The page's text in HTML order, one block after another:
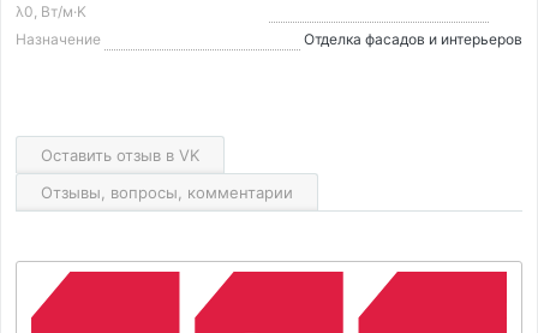
λ0, Вт/м·K
Назначение Отделка фасадов и интерьеров
Оставить отзыв в VK
Отзывы, вопросы, комментарии